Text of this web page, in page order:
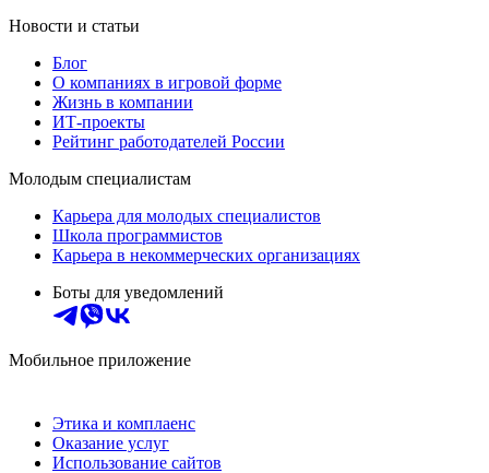
Новости и статьи
Блог
О компаниях в игровой форме
Жизнь в компании
ИТ-проекты
Рейтинг работодателей России
Молодым специалистам
Карьера для молодых специалистов
Школа программистов
Карьера в некоммерческих организациях
Боты для уведомлений
Мобильное приложение
Этика и комплаенс
Оказание услуг
Использование сайтов